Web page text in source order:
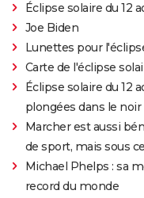
Éclipse solaire du 12
Joe Biden
Lunettes pour
Carte de l'éclipse
Éclipse solaire du 12
plongées dans le
Marcher est aussi
de sport, mais sous
Michael Phelps : sa
record du monde